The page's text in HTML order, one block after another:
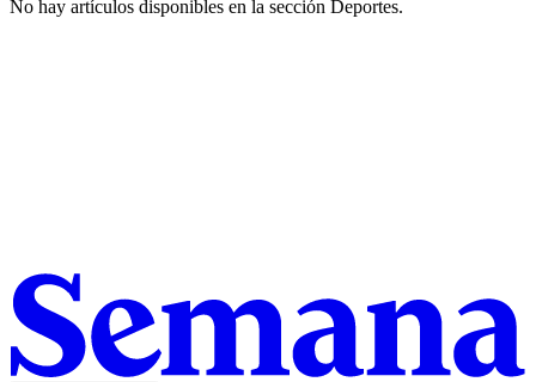
No hay artículos disponibles en la sección Deportes.